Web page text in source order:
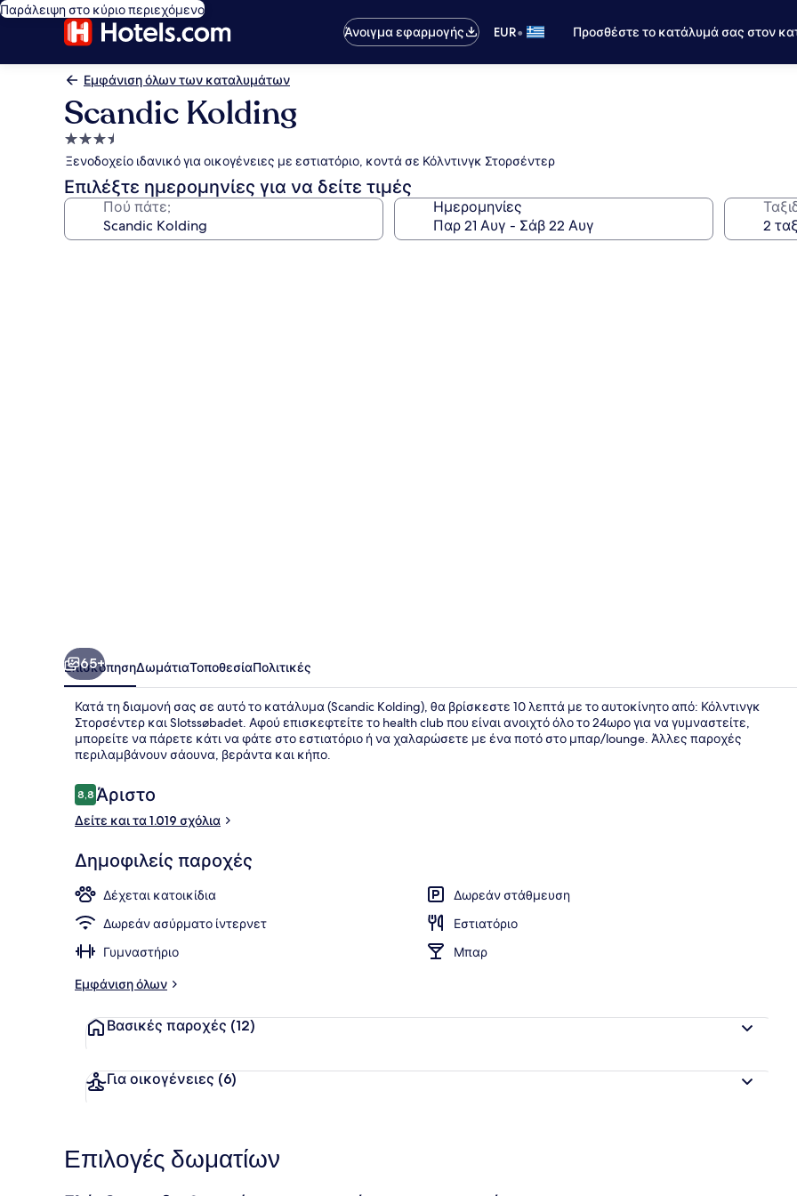
Παράλειψη στο κύριο περιεχόμενο
Άνοιγμα εφαρμογής
EUR• Προσθέστε το κατάλυμά σας στον
Εμφάνιση όλων των καταλυμάτων
Scandic Kolding
Κατάλυμα
με
3.5
αστέρια
Ξενοδοχείο ιδανικό για οικογένειες με εστιατόριο, κοντά σε Κόλντινγκ Στορσέντερ
Επιλέξτε ημερομηνίες για να δείτε τιμές
Πού πάτε; Ημερομηνίες
65+
ΕπισκόπησηΔωμάτιαΤοποθεσίαΠολιτικές
Κατά τη διαμονή σας σε αυτό το κατάλυμα (Scandic Kolding), θα βρίσκεστε 10 λεπτά με το αυτοκίνητο από: Κόλντινγκ
Στορσέντερ και Slotssøbadet. Αφού επισκεφτείτε το health club που είναι ανοιχτό όλο το 24ωρο για να γυμναστείτε,
μπορείτε να πάρετε κάτι να φάτε στο εστιατόριο ή να χαλαρώσετε με ένα ποτό στο μπαρ/lounge. Άλλες παροχές
περιλαμβάνουν σάουνα, βεράντα και κήπο.
Σχόλια
8,88,8 στα 10
Άριστο
Δείτε και τα 1.019 σχόλια
Δημοφιλείς παροχές
Δέχεται κατοικίδια
Δωρεάν στάθμευση
Δωρεάν ασύρματο ίντερνετ
Εστιατόριο
Γυμναστήριο
Μπαρ
Εμφάνιση όλων
Βασικές παροχές (12)
Για οικογένειες (6)
Επιλογές δωματίων